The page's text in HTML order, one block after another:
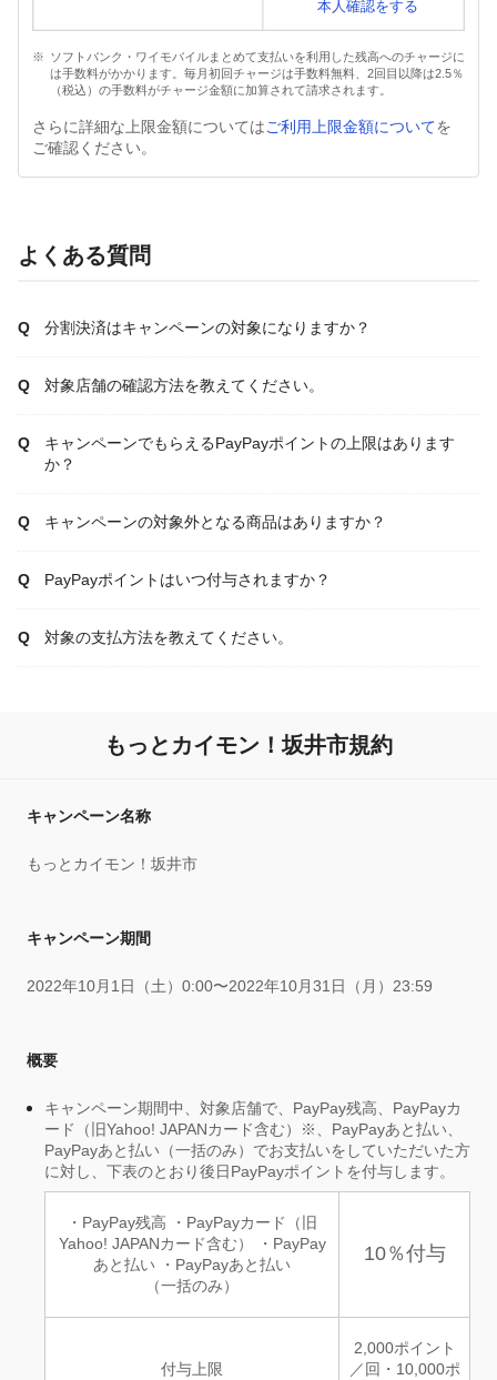
本人確認をする
ソフトバンク・ワイモバイルまとめて支払いを利用した残高へのチャージに
は手数料がかかります。毎月初回チャージは手数料無料、2回目以降は2.5％
（税込）の手数料がチャージ金額に加算されて請求されます。
さらに詳細な上限金額についてはご利用上限金額についてを
ご確認ください。
よくある質問
分割決済はキャンペーンの対象になりますか？
対象店舗の確認方法を教えてください。
キャンペーンでもらえるPayPayポイントの上限はあります
か？
キャンペーンの対象外となる商品はありますか？
PayPayポイントはいつ付与されますか？
対象の支払方法を教えてください。
もっとカイモン！坂井市規約
キャンペーン名称
もっとカイモン！坂井市
キャンペーン期間
2022年10月1日（土）0:00〜2022年10月31日（月）23:59
概要
キャンペーン期間中、対象店舗で、PayPay残高、PayPayカ
ード（旧Yahoo! JAPANカード含む）※、PayPayあと払い、
PayPayあと払い（一括のみ）でお支払いをしていただいた方
に対し、下表のとおり後日PayPayポイントを付与します。
・PayPay残高 ・PayPayカード（旧
Yahoo! JAPANカード含む） ・PayPay
あと払い ・PayPayあと払い
（一括のみ）
10％付与
付与上限
2,000ポイント
／回・10,000ポ